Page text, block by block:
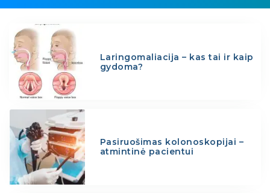
Laringomaliacija – kas tai ir kaip
gydoma?
Pasiruošimas kolonoskopijai –
atmintinė pacientui